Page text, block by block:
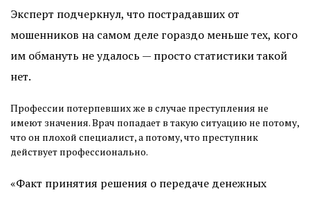
Эксперт подчеркнул, что пострадавших от
мошенников на самом деле гораздо меньше тех, кого
им обмануть не удалось — просто статистики такой
нет.
Профессии потерпевших же в случае преступления не
имеют значения. Врач попадает в такую ситуацию не потому,
что он плохой специалист, а потому, что преступник
действует профессионально.
«Факт принятия решения о передаче денежных